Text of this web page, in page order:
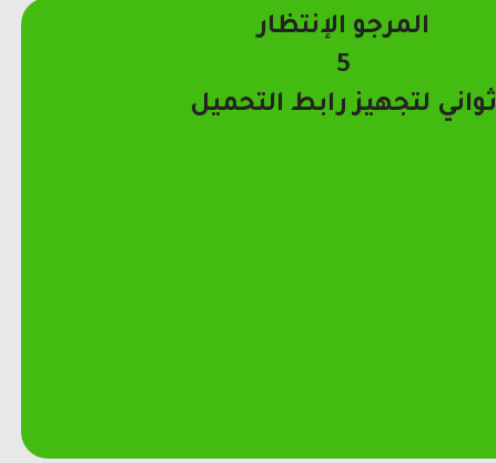
المرجو الإنتظار
4
ثواني لتجهيز رابط التحميل